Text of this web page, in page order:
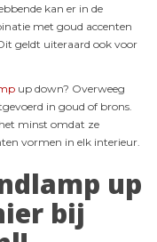
kan er in de
met goud accenten
geldt uiteraard ook voor
up down? Overweeg
in goud of brons.
minst omdat ze
vormen in elk interieur.
up
bij